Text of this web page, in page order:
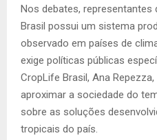
Nos debates,
Brasil possui um sistema
observado em países de
exige políticas públicas
CropLife Brasil, Ana
aproximar a sociedade do
sobre as soluções
tropicais do país.